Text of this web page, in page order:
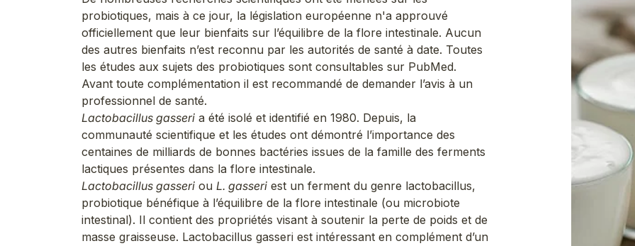
probiotiques, mais à ce jour, la législation européenne n'a approuvé
officiellement que leur bienfaits sur l’équilibre de la flore intestinale. Aucun
des autres bienfaits n’est reconnu par les autorités de santé à date. Toutes
les études aux sujets des probiotiques sont consultables sur PubMed.
Avant toute complémentation il est recommandé de demander l’avis à un
professionnel de santé.
Lactobacillus gasseri a été isolé et identifié en 1980. Depuis, la
communauté scientifique et les études ont démontré l’importance des
centaines de milliards de bonnes bactéries issues de la famille des ferments
lactiques présentes dans la flore intestinale.
Lactobacillus gasseri ouL. gasseri est un ferment du genre lactobacillus,
probiotique bénéfique à l’équilibre de la flore intestinale (ou microbiote
intestinal). Il contient des propriétés visant à soutenir la perte de poids et de
masse graisseuse. Lactobacillus gasseri est intéressant en complément d’un